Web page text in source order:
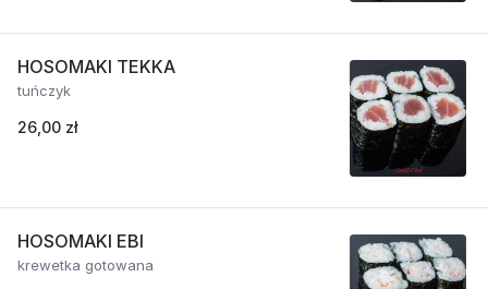
HOSOMAKI TEKKA
tuńczyk
26,00 zł
HOSOMAKI EBI
krewetka gotowana